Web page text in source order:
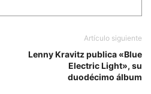
Artículo siguiente
Lenny Kravitz publica «Blue
Electric Light», su
duodécimo álbum